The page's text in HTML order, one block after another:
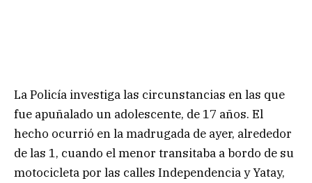
La Policía investiga las circunstancias en las que
fue apuñalado un adolescente, de 17 años. El
hecho ocurrió en la madrugada de ayer, alrededor
de las 1, cuando el menor transitaba a bordo de su
motocicleta por las calles Independencia y Yatay,